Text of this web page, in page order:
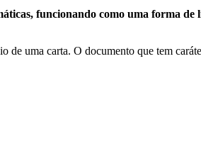
funcionando como uma forma
de uma carta. O documento que tem